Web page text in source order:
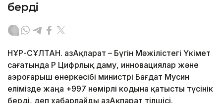
берді
НҰР-СҰЛТАН. ҚазАқпарат – Бүгін Мәжілістегі Үкімет
сағатында ҚР Цифрлық даму, инновациялар және
аэроғарыш өнеркәсібі министрі Бағдат Мусин
елімізде жаңа +997 нөмірлі кодына қатысты түсінік
берді, деп хабарлайды ҚазАқпарат тілшісі.